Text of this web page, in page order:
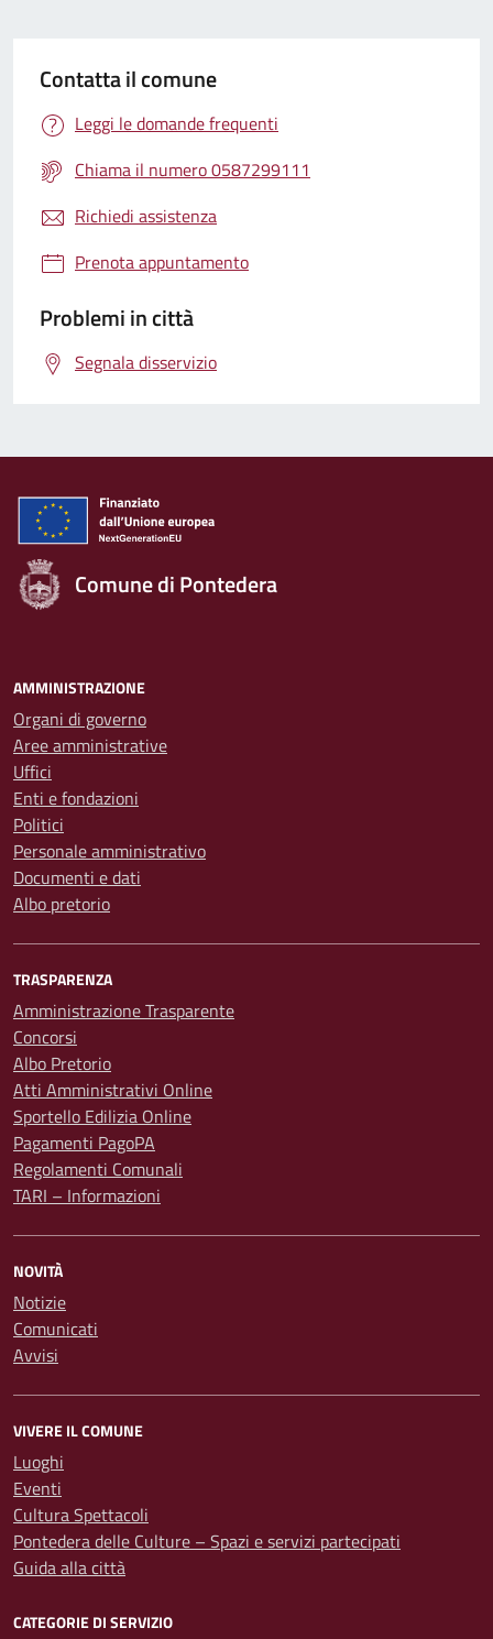
Contatta il comune
Leggi le domande frequenti
Chiama il numero 0587299111
Richiedi assistenza
Prenota appuntamento
Problemi in città
Segnala disservizio
Comune di Pontedera
AMMINISTRAZIONE
Organi di governo
Aree amministrative
Uffici
Enti e fondazioni
Politici
Personale amministrativo
Documenti e dati
Albo pretorio
TRASPARENZA
Amministrazione Trasparente
Concorsi
Albo Pretorio
Atti Amministrativi Online
Sportello Edilizia Online
Pagamenti PagoPA
Regolamenti Comunali
TARI – Informazioni
NOVITÀ
Notizie
Comunicati
Avvisi
VIVERE IL COMUNE
Luoghi
Eventi
Cultura Spettacoli
Pontedera delle Culture – Spazi e servizi partecipati
Guida alla città
CATEGORIE DI SERVIZIO